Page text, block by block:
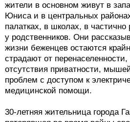
жители в основном живут в
Юниса и в центральных
палатках, в школах, в
у родственников. Они
жизни беженцев остаются
страдают от
отсутствия приватности,
проблем с доступом к
медицинской помощи.
30-летняя жительница города